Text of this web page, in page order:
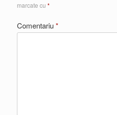
marcate cu *
Comentariu*